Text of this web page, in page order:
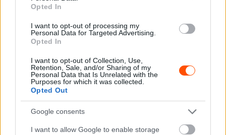
Opted In
I want to opt-out of processing my
Personal Data for Targeted Advertising.
Opted In
I want to opt-out of Collection, Use,
Retention, Sale, and/or Sharing of my
Personal Data that Is Unrelated with the
Purposes for which it was collected.
Opted Out
Google consents
I want to allow Google to enable storage
trafálta Räikkönent (videó)
Majer Dániel - 2024. június 8.